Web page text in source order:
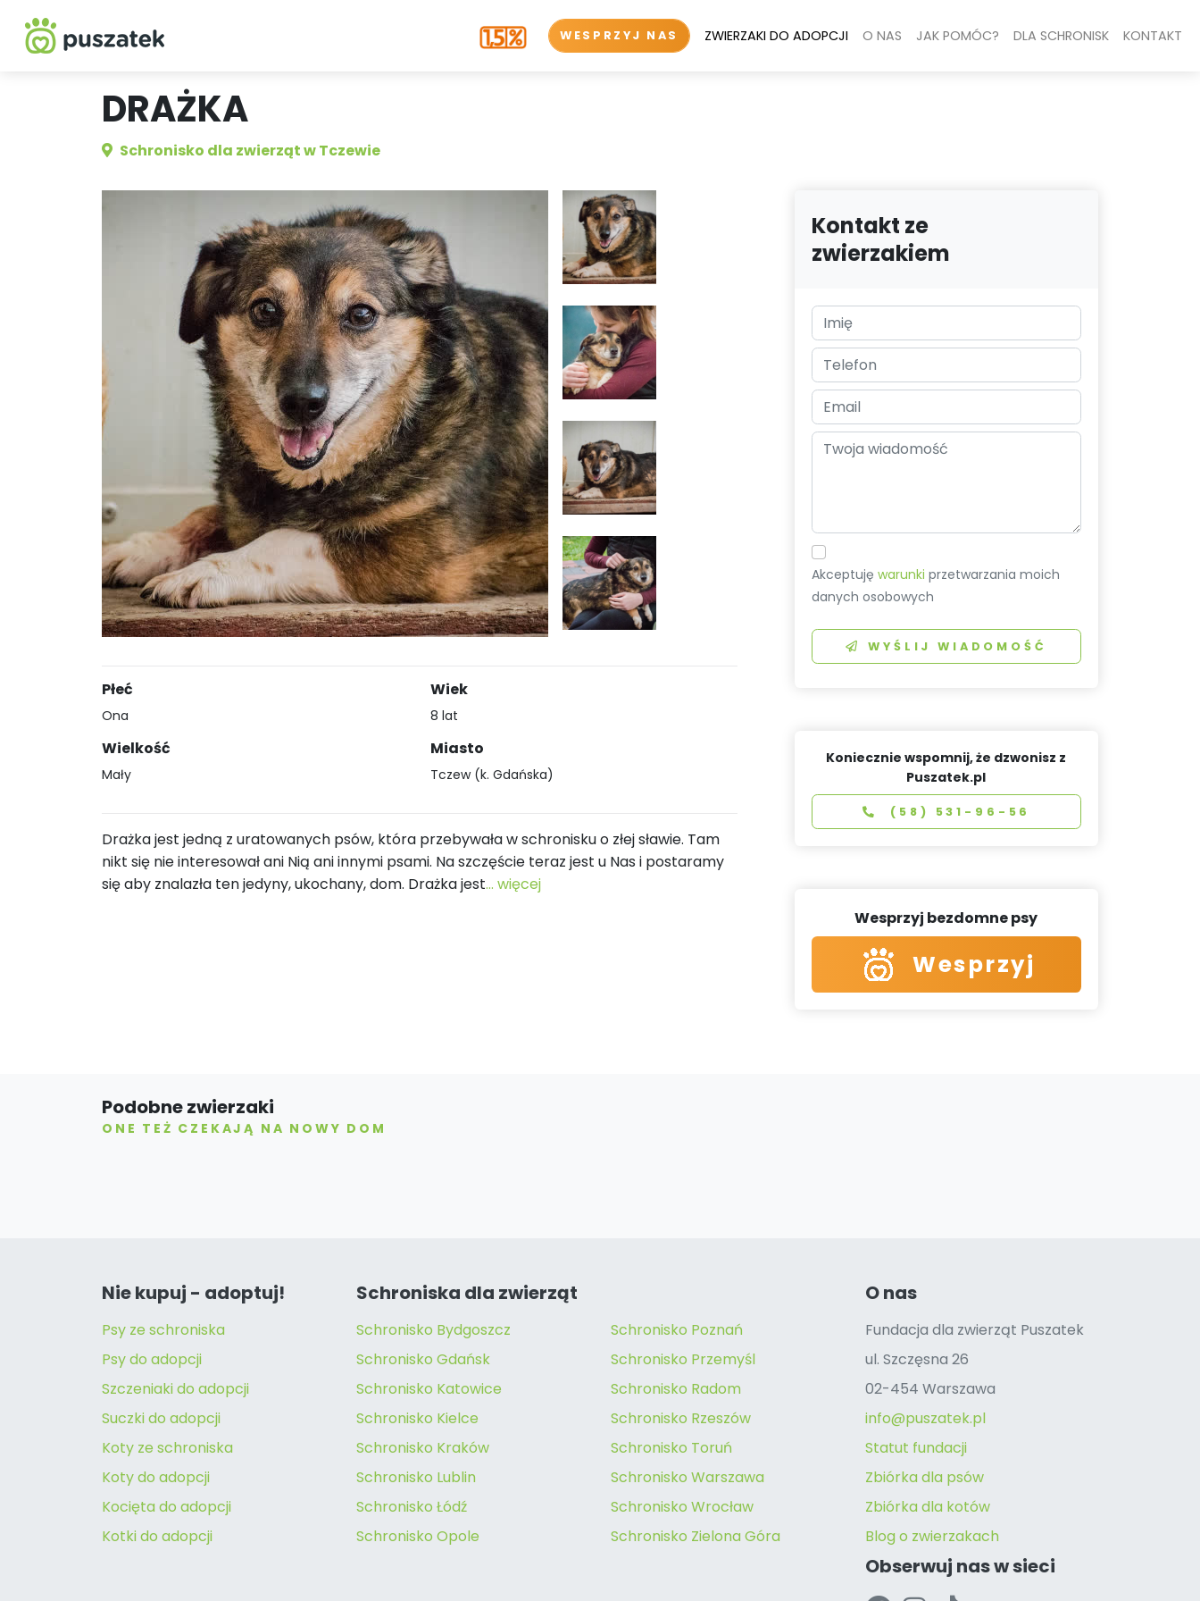
WESPRZYJ NAS ZWIERZAKI DO ADOPCJI O NAS JAK POMÓC? DLA SCHRONISK KONTAKT
DRAŻKA
Schronisko dla zwierząt w Tczewie
Płeć
Ona
Wielkość
Mały
Wiek
8 lat
Miasto
Tczew (k. Gdańska)
Drażka jest jedną z uratowanych psów, która przebywała w schronisku o złej sławie. Tam
nikt się nie interesował ani Nią ani innymi psami. Na szczęście teraz jest u Nas i postaramy
się aby znalazła ten jedyny, ukochany, dom. Drażka jest... więcej
Kontakt ze
zwierzakiem
Akceptujęwarunki przetwarzania moich
danych osobowych
WYŚLIJ WIADOMOŚĆ
Koniecznie wspomnij, że dzwonisz z
Puszatek.pl
(58) 531-96-56
Wesprzyj bezdomne psy
Wesprzyj
Podobne zwierzaki
ONE TEŻ CZEKAJĄ NA NOWY DOM
Nie kupuj - adoptuj!
Psy ze schroniska
Psy do adopcji
Szczeniaki do adopcji
Suczki do adopcji
Koty ze schroniska
Koty do adopcji
Kocięta do adopcji
Kotki do adopcji
Schroniska dla zwierząt
Schronisko Bydgoszcz
Schronisko Gdańsk
Schronisko Katowice
Schronisko Kielce
Schronisko Kraków
Schronisko Lublin
Schronisko Łódź
Schronisko Opole
Schronisko Poznań
Schronisko Przemyśl
Schronisko Radom
Schronisko Rzeszów
Schronisko Toruń
Schronisko Warszawa
Schronisko Wrocław
Schronisko Zielona Góra
O nas
Fundacja dla zwierząt Puszatek
ul. Szczęsna 26
02-454 Warszawa
info@puszatek.pl
Statut fundacji
Zbiórka dla psów
Zbiórka dla kotów
Blog o zwierzakach
Obserwuj nas w sieci